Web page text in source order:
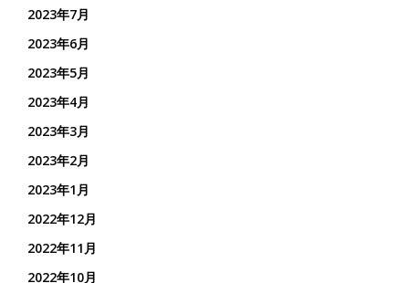
2023年7月
2023年6月
2023年5月
2023年4月
2023年3月
2023年2月
2023年1月
2022年12月
2022年11月
2022年10月